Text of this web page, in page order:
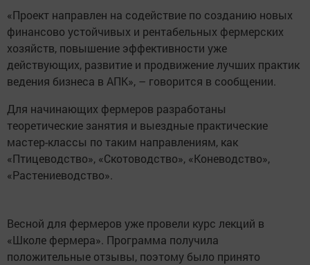
«Проект направлен на содействие по созданию новых
финансово устойчивых и рентабельных фермерских
хозяйств, повышение эффективности уже
действующих, развитие и продвижение лучших практик
ведения бизнеса в АПК», – говорится в сообщении.
Для начинающих фермеров разработаны
теоретические занятия и выездные практические
мастер-классы по таким направлениям, как
«Птицеводство», «Скотоводство», «Коневодство»,
«Растениеводство».
Весной для фермеров уже провели курс лекций в
«Школе фермера». Программа получила
положительные отзывы, поэтому было принято